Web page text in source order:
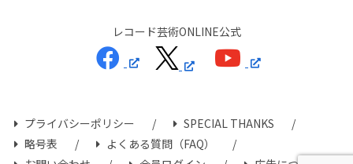
レコード芸術ONLINE公式
プライバシーポリシー
SPECIAL THANKS
略号表
よくある質問（FAQ）